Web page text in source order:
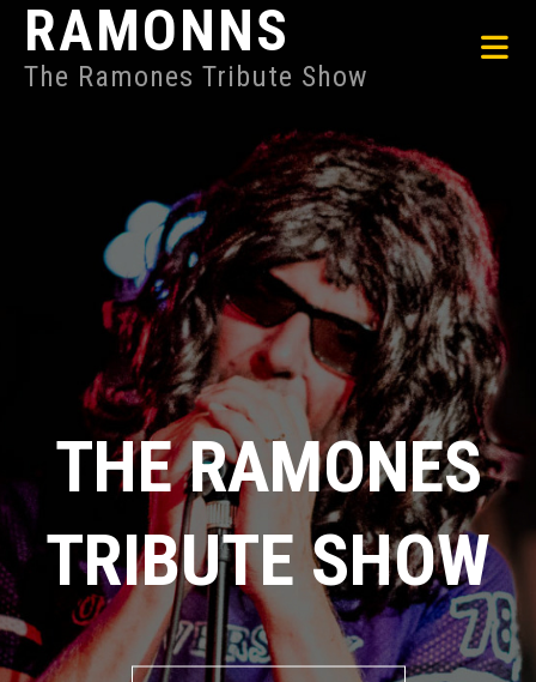
RAMONNS
The Ramones Tribute Show
THE RAMONES
TRIBUTE SHOW